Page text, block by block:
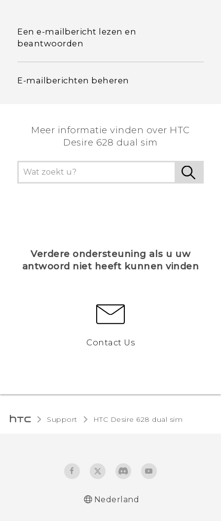
Een e-mailbericht lezen en
beantwoorden
E-mailberichten beheren
Meer informatie vinden over HTC
Desire 628 dual sim
Verdere ondersteuning als u uw
antwoord niet heeft kunnen vinden
Contact Us
Support HTC Desire 628 dual sim‎
Nederland